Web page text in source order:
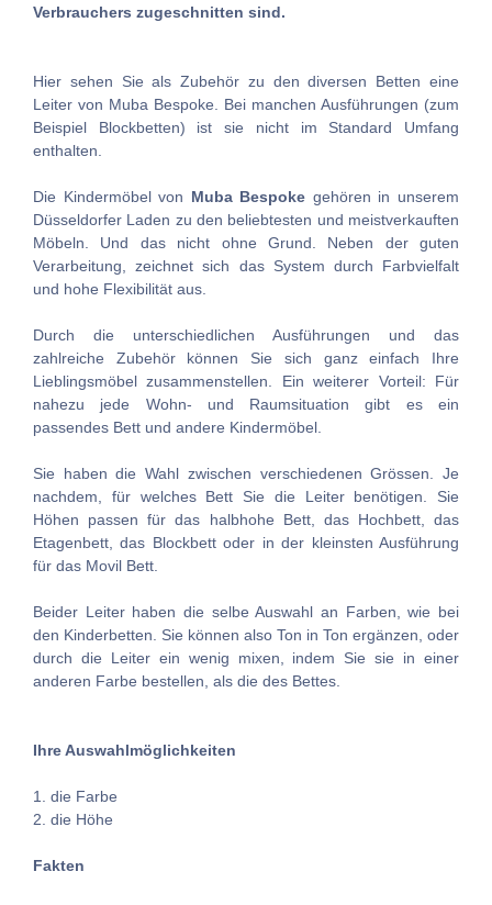
Verbrauchers zugeschnitten sind.
Hier sehen Sie als Zubehör zu den diversen Betten eine
Leiter von Muba Bespoke. Bei manchen Ausführungen (zum
Beispiel Blockbetten) ist sie nicht im Standard Umfang
enthalten.
Die Kindermöbel von Muba Bespoke gehören in unserem
Düsseldorfer Laden zu den beliebtesten und meistverkauften
Möbeln. Und das nicht ohne Grund. Neben der guten
Verarbeitung, zeichnet sich das System durch Farbvielfalt
und hohe Flexibilität aus.
Durch die unterschiedlichen Ausführungen und das
zahlreiche Zubehör können Sie sich ganz einfach Ihre
Lieblingsmöbel zusammenstellen. Ein weiterer Vorteil: Für
nahezu jede Wohn- und Raumsituation gibt es ein
passendes Bett und andere Kindermöbel.
Sie haben die Wahl zwischen verschiedenen Grössen. Je
nachdem, für welches Bett Sie die Leiter benötigen. Sie
Höhen passen für das halbhohe Bett, das Hochbett, das
Etagenbett, das Blockbett oder in der kleinsten Ausführung
für das Movil Bett.
Beider Leiter haben die selbe Auswahl an Farben, wie bei
den Kinderbetten. Sie können also Ton in Ton ergänzen, oder
durch die Leiter ein wenig mixen, indem Sie sie in einer
anderen Farbe bestellen, als die des Bettes.
Ihre Auswahlmöglichkeiten
1. die Farbe
2. die Höhe
Fakten